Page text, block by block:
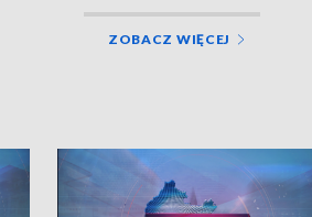
ZOBACZ WIĘCEJ